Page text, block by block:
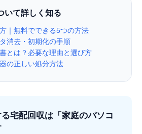
いて詳しく知る
｜無料でできる5つの方法
消去・初期化の手順
とは？必要な理由と選び方
の正しい処分方法
宅配回収は「家庭のパソコ